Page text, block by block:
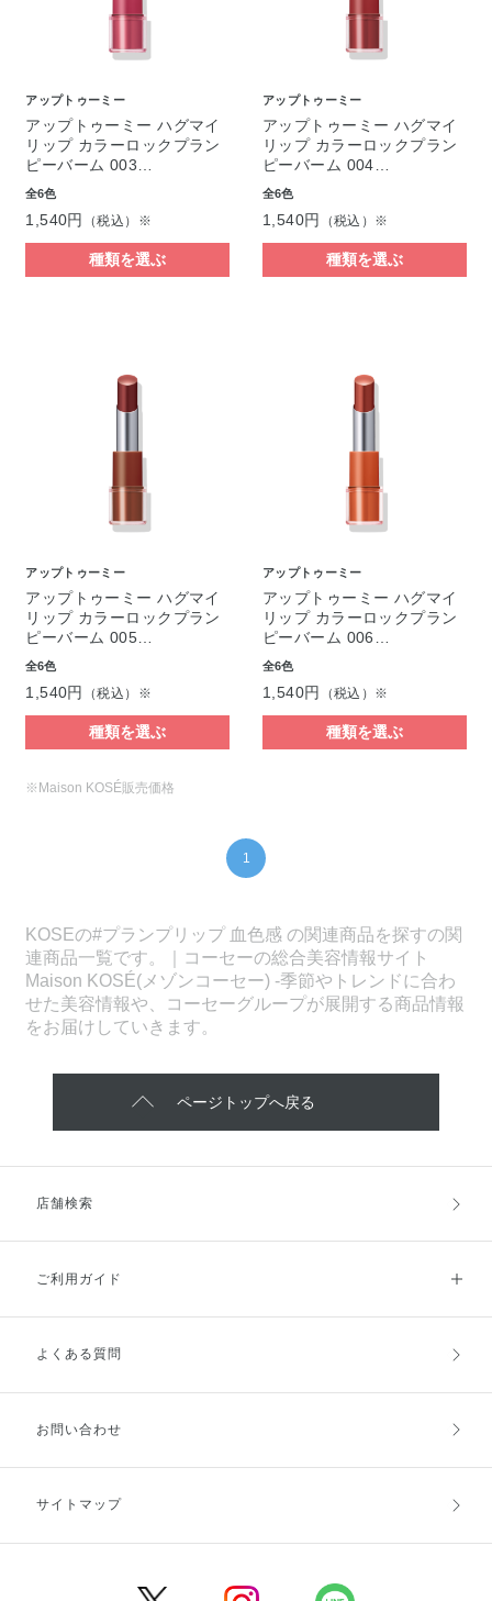
アップトゥーミー
アップトゥーミー ハグマイ
リップ カラーロックプラン
ピーバーム 003…
全6色
1,540円 （税込）※
種類を選ぶ
アップトゥーミー
アップトゥーミー ハグマイ
リップ カラーロックプラン
ピーバーム 004…
全6色
1,540円 （税込）※
種類を選ぶ
アップトゥーミー
アップトゥーミー ハグマイ
リップ カラーロックプラン
ピーバーム 005…
全6色
1,540円 （税込）※
種類を選ぶ
アップトゥーミー
アップトゥーミー ハグマイ
リップ カラーロックプラン
ピーバーム 006…
全6色
1,540円 （税込）※
種類を選ぶ
※Maison KOSÉ販売価格
1
KOSEの#プランプリップ 血色感 の関連商品を探すの関
連商品一覧です。｜コーセーの総合美容情報サイト
Maison KOSÉ(メゾンコーセー) -季節やトレンドに合わ
せた美容情報や、コーセーグループが展開する商品情報
をお届けしていきます。
ページトップへ戻る
店舗検索
ご利用ガイド
ご利用ガイドトップ
お支払方法
キャンセル・返品・交換
よくある質問
お問い合わせ
サイトマップ